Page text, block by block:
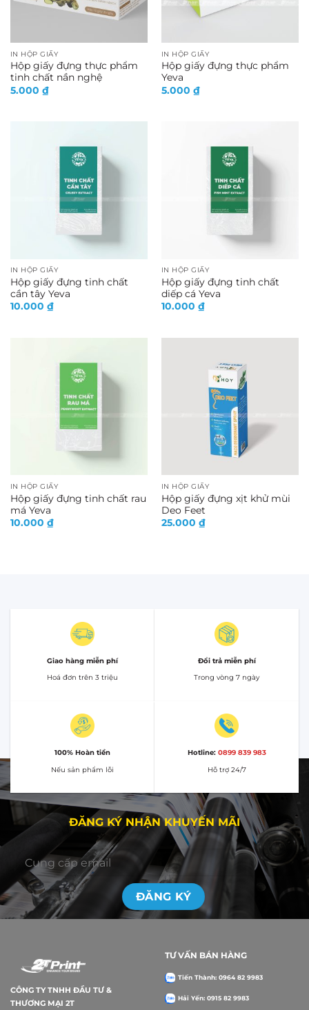
IN HỘP GIẤY
Hộp giấy đựng thực phẩm
tinh chất nần nghệ
5.000 ₫
IN HỘP GIẤY
Hộp giấy đựng thực phẩm
Yeva
5.000 ₫
IN HỘP GIẤY
Hộp giấy đựng tinh chất
cần tây Yeva
10.000 ₫
IN HỘP GIẤY
Hộp giấy đựng tinh chất
diếp cá Yeva
10.000 ₫
IN HỘP GIẤY
Hộp giấy đựng tinh chất rau
má Yeva
10.000 ₫
IN HỘP GIẤY
Hộp giấy đựng xịt khử mùi
Deo Feet
25.000 ₫
Giao hàng miễn phí
Hoá đơn trên 3 triệu
Đổi trả miễn phí
Trong vòng 7 ngày
100% Hoàn tiền
Nếu sản phẩm lỗi
Hotline: 0899 839 983
Hỗ trợ 24/7
ĐĂNG KÝ NHẬN KHUYẾN MÃI
CÔNG TY TNHH ĐẦU TƯ &
THƯƠNG MẠI 2T
TƯ VẤN BÁN HÀNG
Tiến Thành: 0964 82 9983
Hải Yến: 0915 82 9983